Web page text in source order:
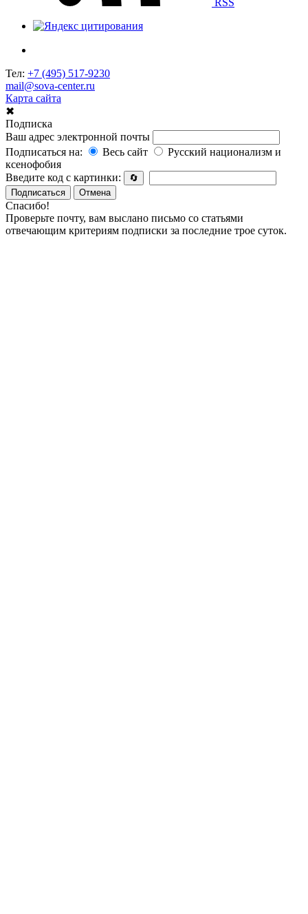
RSS
Тел: +7 (495) 517-9230
mail@sova-center.ru
Карта сайта
✖
Подписка
Ваш адрес электронной почты
Подписаться на:
Весь сайт
Русский национализм и
ксенофобия
Введите код с картинки:
🔄
Подписаться
Отмена
Спасибо!
Проверьте почту, вам выслано письмо со статьями
отвечающим критериям подписки за последние трое суток.